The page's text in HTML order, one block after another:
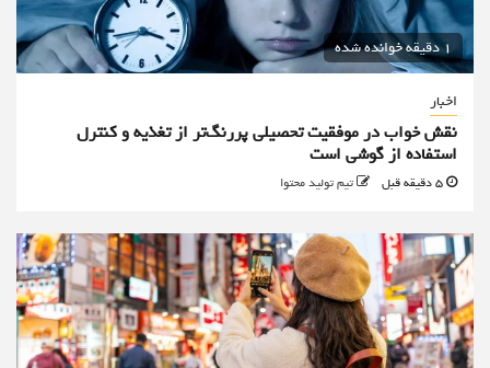
1 دقیقه خوانده شده
اخبار
نقش خواب در موفقیت تحصیلی پررنگ‌تر از تغذیه و کنترل
استفاده از گوشی است
تیم تولید محتوا